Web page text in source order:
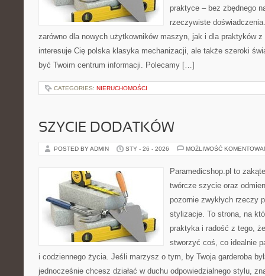
praktyce – bez zbędnego
rzeczywiste
zarówno dla nowych użytkowników maszyn, jak i dla praktyków
interesuje Cię polska klasyka mechanizacji, ale także szeroki
być Twoim centrum informacji. Polecamy […]
CATEGORIES: NIERUCHOMOŚCI
SZYCIE DODATKÓW
POSTED BY ADMIN STY - 26 - 2026 MOŻLIWOŚĆ
Paramedicshop.pl to
twórcze szycie oraz
pozornie zwykłych rzeczy
stylizacje. To strona, na
praktyka i radość z tego,
stworzyć coś, co idealnie
i codziennego życia. Jeśli marzysz o tym, by Twoja garderoba
jednocześnie chcesz działać w duchu odpowiedzialnego stylu,